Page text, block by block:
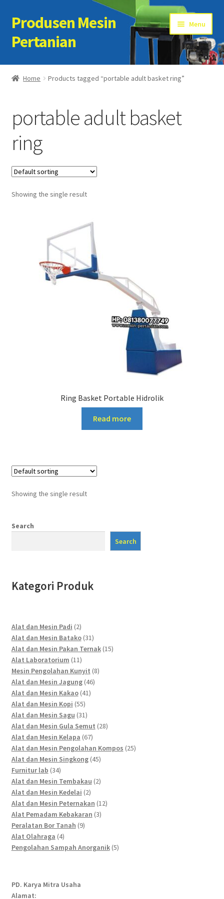
Skip
to
navigation
Skip
to
content
Produsen Mesin
Pertanian
Menu
Home
Cart
Checkout
Kontak Kami
My account
Home Products tagged “portable adult basket ring”
portable adult basket
ring
Showing the single result
Ring Basket Portable Hidrolik
Read more
Showing the single result
Search
Search
Kategori Produk
Alat dan Mesin Padi 22
products
Alat dan Mesin Batako 3131
products
Alat dan Mesin Pakan Ternak 1515
Alat Laboratorium 1111
products
Mesin Pengolahan Kunyit 88
Alat dan Mesin Jagung 4646
Alat dan Mesin Kakao 4141
Alat dan Mesin Kopi 5555
products
Alat dan Mesin Sagu 3131
products
Alat dan Mesin Gula Semut 2828
Alat dan Mesin Kelapa 6767
products
Alat dan Mesin Pengolahan Kompos 2525
Alat dan Mesin Singkong 4545
Furnitur lab 3434
products
Alat dan Mesin Tembakau 22
Alat dan Mesin Kedelai 22
products
Alat dan Mesin Peternakan 1212
Alat Pemadam Kebakaran 33
Peralatan Bor Tanah 99
Alat Olahraga 44
products
Pengolahan Sampah Anorganik 55
PD. Karya Mitra Usaha
Alamat: